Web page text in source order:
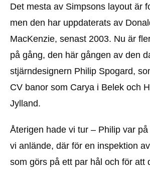
Det mesta av Simpsons layout är
men den har uppdaterats av
MacKenzie, senast 2003. Nu är
på gång, den här gången av den
stjärndesignern Philip Spogard,
CV banor som Carya i Belek och
Jylland.
Återigen hade vi tur – Philip var
vi anlände, där för en inspektion
som görs på ett par hål och för att